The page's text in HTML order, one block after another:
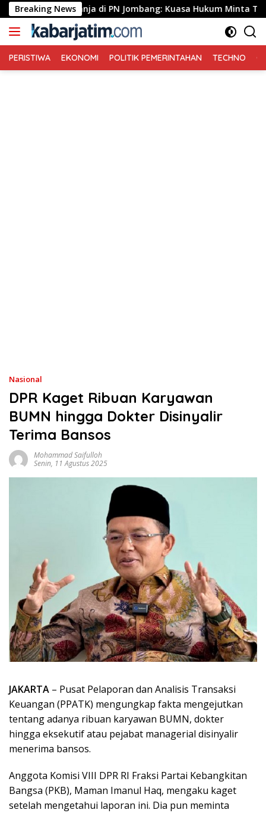
Langsung
ke
konten
Breaking News
Ganja di PN Jombang: Kuasa Hukum Minta Tiga
PERISTIWA EKONOMI POLITIK PEMERINTAHAN TECHNO
Nasional
DPR Kaget Ribuan Karyawan
BUMN hingga Dokter Disinyalir
Terima Bansos
Mohammad Saifulloh
Senin, 11 Agustus 2025
JAKARTA – Pusat Pelaporan dan Analisis Transaksi
Keuangan (PPATK) mengungkap fakta mengejutkan
tentang adanya ribuan karyawan BUMN, dokter
hingga eksekutif atau pejabat managerial disinyalir
menerima bansos.
Anggota Komisi VIII DPR RI Fraksi Partai Kebangkitan
Bangsa (PKB), Maman Imanul Haq, mengaku kaget
setelah mengetahui laporan ini. Dia pun meminta